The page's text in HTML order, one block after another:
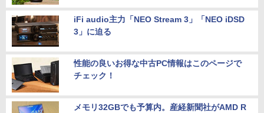
iFi audio主力「NEO Stream 3」「NEO iDSD
3」に迫る
性能の良いお得な中古PC情報はこのページで
チェック！
メモリ32GBでも予算内。産経新聞社がAMD R